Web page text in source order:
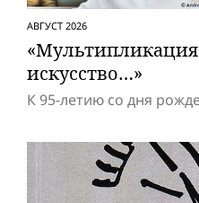
АВГУСТ 2026
«Мультипликация
искусство…»
К 95-летию со дня